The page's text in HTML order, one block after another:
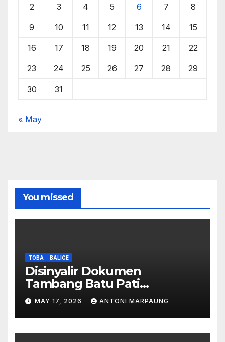
2 3 4 5 6 7 8
9 10 11 12 13 14 15
16 17 18 19 20 21 22
23 24 25 26 27 28 29
30 31
« May
You missed
TOBA BALIGE
Disinyalir Dokumen
Tambang Batu Pati
Simanjuntak Palsu – Jerry
Manurung : Tambang Tidak
Berada Di DTA – Frengki
Pardede : Kami Tidak Miliki
MAY 17, 2026 ANTONI MARPAUNG